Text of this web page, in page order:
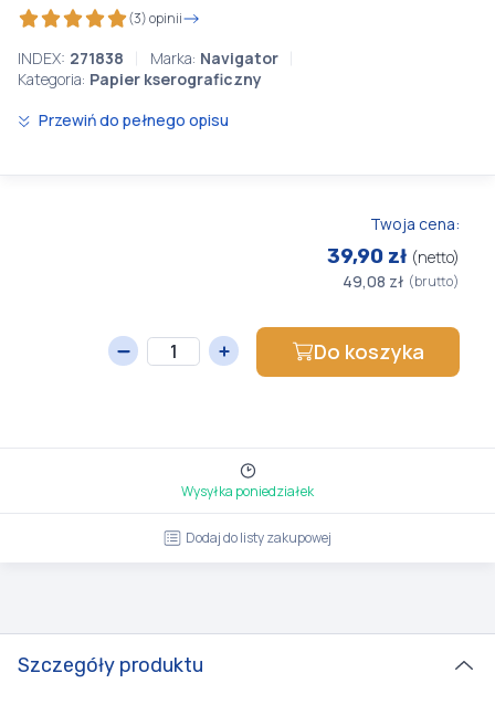
(3) opinii
INDEX: 271838 Marka: Navigator
Kategoria: Papier kserograficzny
Przewiń do pełnego opisu
Twoja cena:
39,90 zł (netto)
49,08 zł (brutto)
Do koszyka
Wysyłka poniedziałek
Dodaj do listy zakupowej
Szczegóły produktu